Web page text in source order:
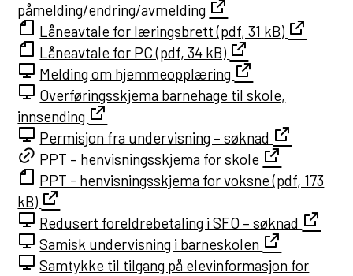
påmelding/endring/avmelding
Låneavtale for læringsbrett (pdf, 31 kB)
Låneavtale for PC (pdf, 34 kB)
Melding om hjemmeopplæring
Overføringsskjema barnehage til skole,
innsending
Permisjon fra undervisning – søknad
PPT – henvisningsskjema for skole
PPT - henvisningsskjema for voksne (pdf, 173
kB)
Redusert foreldrebetaling i SFO – søknad
Samisk undervisning i barneskolen
Samtykke til tilgang på elevinformasjon for